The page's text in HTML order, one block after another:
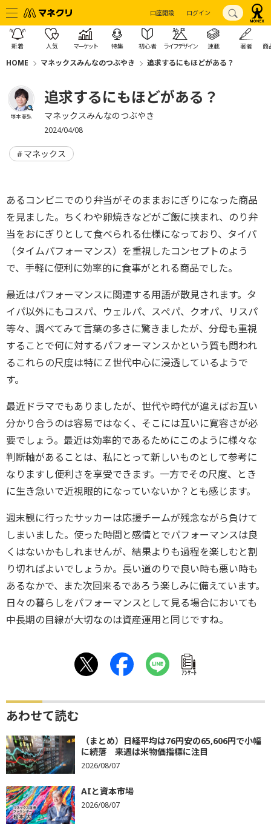
口座開設 ログイン
新着 人気 マーケット 特集 初心者 ライフデザイン 連載 著者 商
HOME マネックスみんなのつぶやき 追求するにもほどがある？
塚本 憲弘
追求するにもほどがある？
マネックスみんなのつぶやき
2024/04/08
マネックス
あるコンビニでのり弁当がそのままおにぎりになった商品
を見ました。ちくわや卵焼きなどがご飯に挟まれ、のり弁
当をおにぎりとして食べられる仕様になっており、タイパ
（タイムパフォーマンス）を重視したコンセプトのよう
で、手軽に便利に効率的に食事がとれる商品でした。
最近はパフォーマンスに関連する用語が散見されます。タ
イパ以外にもコスパ、ウェルパ、スぺパ、クオパ、リスパ
等々、調べてみて言葉の多さに驚きましたが、分母も重視
することで何に対するパフォーマンスかという質も問われ
るこれらの尺度は特にＺ世代中心に浸透しているようで
す。
最近ドラマでもありましたが、世代や時代が違えばお互い
分かり合うのは容易ではなく、そこには互いに寛容さが必
要でしょう。最近は効率的であるためにこのように様々な
判断軸があることは、私にとって新しいものとして参考に
なりますし便利さを享受できます。一方でその尺度、とき
に生き急いで近視眼的になっていないか？とも感じます。
週末観に行ったサッカーは応援チームが残念ながら負けて
しまいました。使った時間と感情とでパフォーマンスは良
くはないかもしれませんが、結果よりも過程を楽しむと割
り切ればよいでしょうか。長い道のりで良い時も悪い時も
あるなかで、また次回来るであろう楽しみに備えています。
日々の暮らしをパフォーマンスとして見る場合においても
中長期の目線が大切なのは資産運用と同じですね。
ｱﾝｹｰﾄ
あわせて読む
（まとめ）日経平均は76円安の65,606円で小幅
に続落 来週は米物価指標に注目
2026/08/07
AIと資本市場
2026/08/07